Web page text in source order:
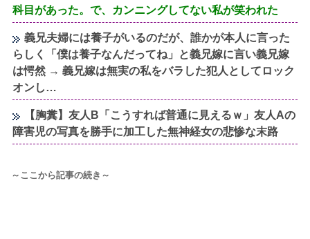
科目があった。で、カンニングしてない私が笑われた
義兄夫婦には養子がいるのだが、誰かが本人に言った
らしく「僕は養子なんだってね」と義兄嫁に言い義兄嫁
は愕然 → 義兄嫁は無実の私をバラした犯人としてロック
オンし…
【胸糞】友人B「こうすれば普通に見えるｗ」友人Aの
障害児の写真を勝手に加工した無神経女の悲惨な末路
～ここから記事の続き～